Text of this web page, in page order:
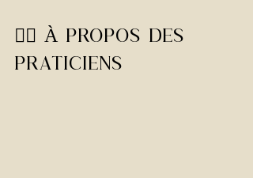
🧙‍♀️ À PROPOS DES
PRATICIENS